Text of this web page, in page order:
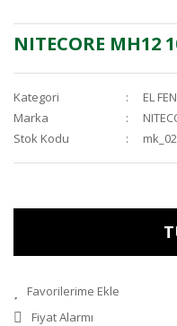
NITECORE MH12
Kategori
EL
Marka
Stok Kodu
Fiyat Alarmı